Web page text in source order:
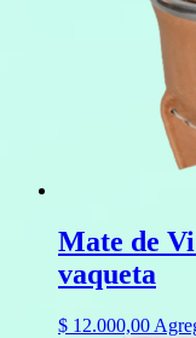
Mate de
vaqueta
$ 12.000,00